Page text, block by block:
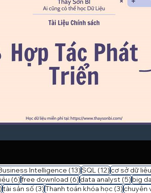
bài đăngIntelligence (13)13 bài đăng
SQL (12)12 bài đăng
cơ sở dữ liệu
(6)6 bài đăng
free download (6)6 bài đăng
data analyst (5)5 bài
big
3 bài đăng
tài sản số (3)3 bài đăng
Thanh toán khóa học (3)3 bài
chuyên